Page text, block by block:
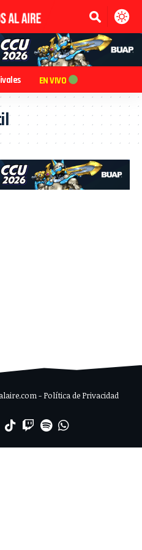
EN VIVO
- Política de Privacidad